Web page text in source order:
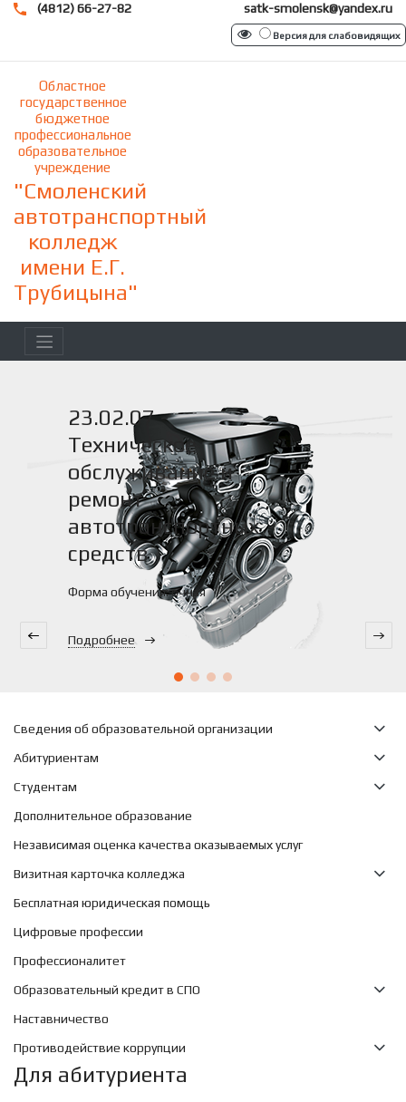
(4812) 66-27-82 satk-smolensk@yandex.ru
Версия для слабовидящих
Областное
государственное
бюджетное
профессиональное
образовательное
учреждение
"Смоленский
автотранспортный
колледж
имени Е.Г.
Трубицына"
23.02.07 -
Техническое
обслуживание и
ремонт
автотранспортных
средств
Форма обучения: очная
Подробнее
Сведения об образовательной организации
Абитуриентам
Студентам
Дополнительное образование
Независимая оценка качества оказываемых услуг
Визитная карточка колледжа
Бесплатная юридическая помощь
Цифровые профессии
Профессионалитет
Образовательный кредит в СПО
Наставничество
Противодействие коррупции
Для абитуриента